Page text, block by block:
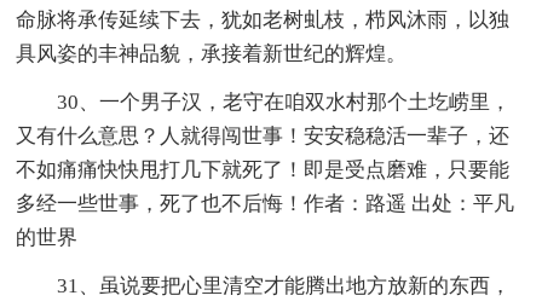
命脉将承传延续下去，犹如老树虬枝，栉风沐雨，以独
具风姿的丰神品貌，承接着新世纪的辉煌。
30、一个男子汉，老守在咱双水村那个土圪崂里，
又有什么意思？人就得闯世事！安安稳稳活一辈子，还
不如痛痛快快甩打几下就死了！即是受点磨难，只要能
多经一些世事，死了也不后悔！作者：路遥 出处：平凡
的世界
31、虽说要把心里清空才能腾出地方放新的东西，